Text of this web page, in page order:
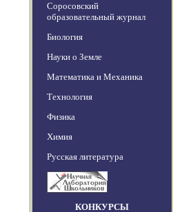
Соросовский
образовательный журнал
Биология
Науки о Земле
Математика и Механика
Технология
Физика
Химия
Русская литература
КОНКУРСЫ